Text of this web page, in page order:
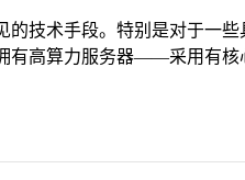
技术手段。特别是对于一
有高算力服务器——采用有